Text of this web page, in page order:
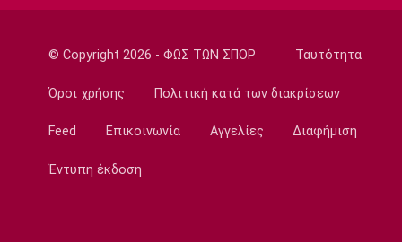
Europa League
Γκόρνικ
Super League 1
Άρης: Πλήγμα με Κουαμέ
Champions League
© Copyright 2026 - ΦΩΣ ΤΩΝ ΣΠΟΡ Ταυτότητα
Όροι χρήσης Πολιτική κατά των διακρίσεων
Feed Επικοινωνία Αγγελίες Διαφήμιση
Έντυπη έκδοση